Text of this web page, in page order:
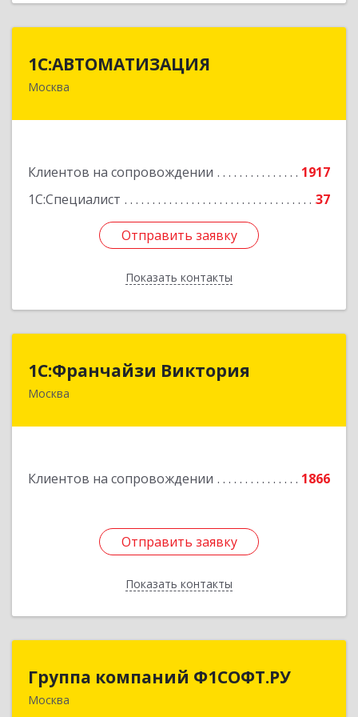
1С:АВТОМАТИЗАЦИЯ
Москва
Клиентов на сопровождении
1917
1С:Специалист
37
Отправить заявку
Показать контакты
111024, Москва г, Энтузиастов 1-я ул, дом №
Отправить заявку
Назад
1С:Франчайзи Виктория
Москва
Клиентов на сопровождении 1866
Отправить заявку
Показать контакты
1С:Франчайзи Виктория
111020, Москва г, Синичкина 2-я ул, дом № 9А,
Отправить заявку
Назад
Группа компаний Ф1СОФТ.РУ
Москва
Группа компаний Ф1СОФТ.РУ
101000, Москва г, Лубянский проезд, дом №